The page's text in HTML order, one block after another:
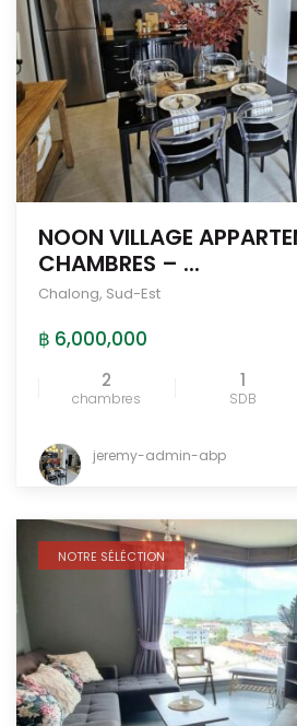
NOON VILLAGE
CHAMBRES – ...
Chalong, Sud-Est
฿ 6,000,000
2
chambres
1
SDB
jeremy-admin-abp
NOTRE SÉLÉCTION